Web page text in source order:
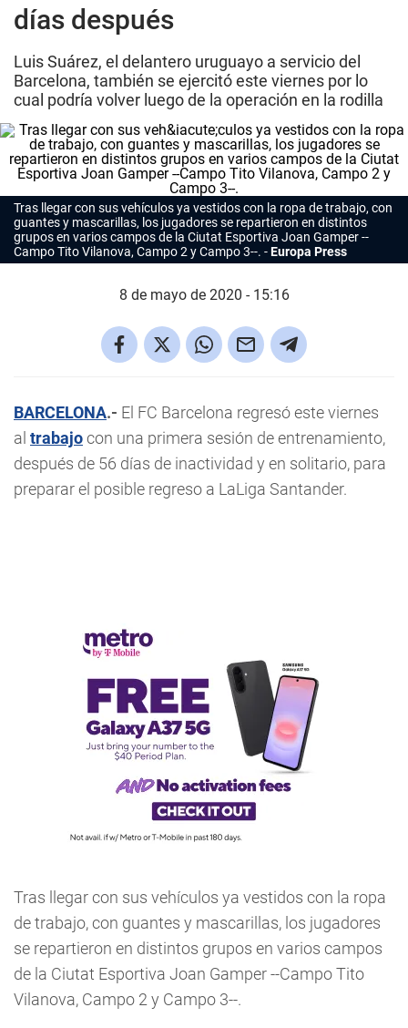
días después
Luis Suárez, el delantero uruguayo a servicio del
Barcelona, también se ejercitó este viernes por lo
cual podría volver luego de la operación en la rodilla
Tras llegar con sus vehículos ya vestidos con la ropa de trabajo, con
guantes y mascarillas, los jugadores se repartieron en distintos
grupos en varios campos de la Ciutat Esportiva Joan Gamper --
Campo Tito Vilanova, Campo 2 y Campo 3--.
Europa Press
8 de mayo de 2020 - 15:16
BARCELONA.- El FC Barcelona regresó este viernes
al trabajocon una primera sesión de entrenamiento,
después de 56 días de inactividad y en solitario, para
preparar el posible regreso a LaLiga Santander.
Tras llegar con sus vehículos ya vestidos con la ropa
de trabajo, con guantes y mascarillas, los jugadores
se repartieron en distintos grupos en varios campos
de la Ciutat Esportiva Joan Gamper --Campo Tito
Vilanova, Campo 2 y Campo 3--.